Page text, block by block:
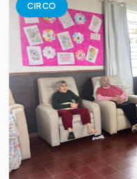
CIRCO